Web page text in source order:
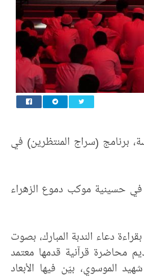
برنامج (سراج المنتظرين) في
في حسينية موكب دموع الزهراء
دعاء الندبة المبارك، بصوت
محاضرة قرآنية قدمها معتمد
الموسوي، بيّن فيها الأبعاد